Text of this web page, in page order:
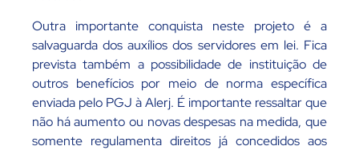
Outra importante conquista neste projeto é a
salvaguarda dos auxílios dos servidores em lei. Fica
prevista também a possibilidade de instituição de
outros benefícios por meio de norma específica
enviada pelo PGJ à Alerj. É importante ressaltar que
não há aumento ou novas despesas na medida, que
somente regulamenta direitos já concedidos aos